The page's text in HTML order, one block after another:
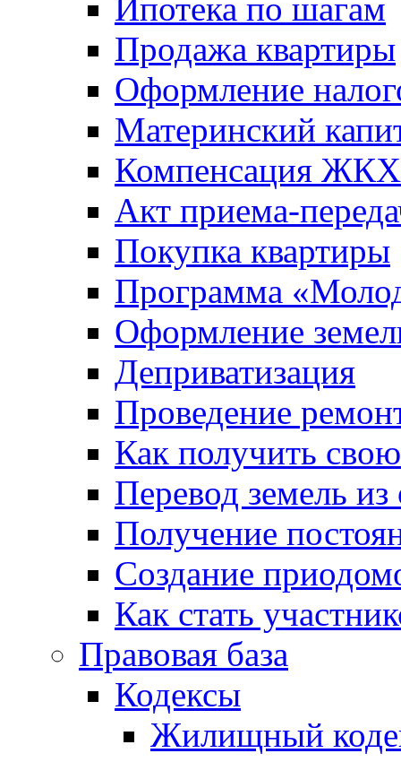
Ипотека по шагам
Продажа квартиры
Оформление
Материнский
Компенсация ЖКХ
Акт приема-
Покупка квартиры
Программа
Оформление
Деприватизация
Проведение
Как получить
Перевод земель
Получение
Создание
Как стать
Правовая база
Кодексы
Жилищный